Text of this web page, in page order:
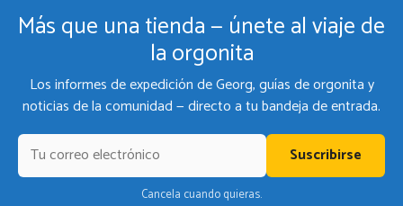
Más que una tienda — únete al viaje de
la orgonita
Los informes de expedición de Georg, guías de orgonita y
noticias de la comunidad — directo a tu bandeja de entrada.
Suscribirse
Cancela cuando quieras.